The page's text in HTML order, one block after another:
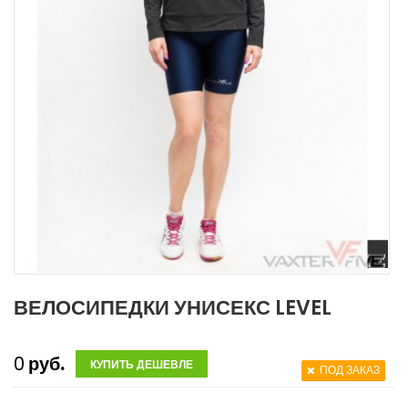
ВЕЛОСИПЕДКИ УНИСЕКС LEVEL
0 руб. КУПИТЬ ДЕШЕВЛЕ ПОД ЗАКАЗ